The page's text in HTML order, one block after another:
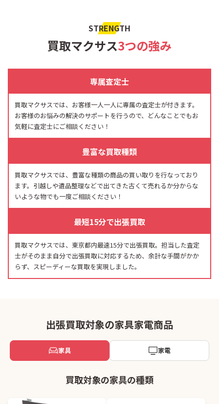
STRENGTH
買取マクサス3つの強み
専属査定士
買取マクサスでは、お客様一人一人に専属の査定士が付きます。
お客様のお悩みの解決のサポートを行うので、どんなことでもお
気軽に査定士にご相談ください！
豊富な買取種類
買取マクサスでは、豊富な種類の商品の買い取りを行なっており
ます。引越しや遺品整理などで出てきた古くて売れるか分からな
いような物でも一度ご相談ください！
最短15分で出張買取
買取マクサスでは、東京都内最速15分で出張買取。担当した査定
士がそのまま自分で出張買取に対応するため、余計な手間がかか
らず、スピーディーな買取を実現しました。
出張買取対象の家具家電商品
家具 家電
買取対象の家具の種類